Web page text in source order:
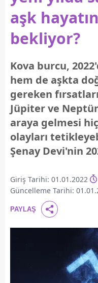
aşk
bekliyor?
Kova burcu,
hem de aşkta
gereken
Jüpiter ve
araya gelmesi
olayları
Şenay Devi'nin
Giriş Tarihi: 01.01.2022
Güncelleme Tarihi:
PAYLAŞ